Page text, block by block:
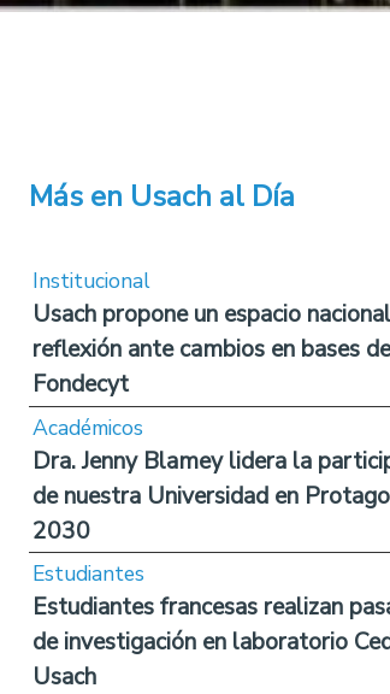
Más en Usach al Día
Institucional
Usach propone un espacio
reflexión ante cambios en bases
Fondecyt
Académicos
Dra. Jenny Blamey lidera la
de nuestra Universidad en
2030
Estudiantes
Estudiantes francesas realizan
de investigación en laboratorio
Usach